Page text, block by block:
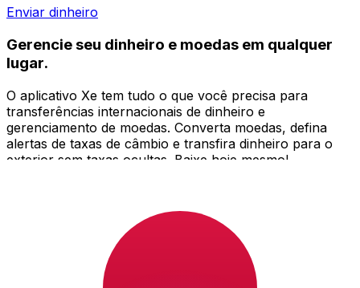
Enviar dinheiro
Gerencie seu dinheiro e moedas em qualquer
lugar.
O aplicativo Xe tem tudo o que você precisa para
transferências internacionais de dinheiro e
gerenciamento de moedas. Converta moedas, defina
alertas de taxas de câmbio e transfira dinheiro para o
exterior sem taxas ocultas. Baixe hoje mesmo!